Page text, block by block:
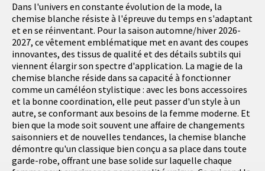
Dans l'univers en constante évolution de la mode, la
chemise blanche résiste à l'épreuve du temps en s'adaptant
et en se réinventant. Pour la saison automne/hiver 2026-
2027, ce vêtement emblématique met en avant des coupes
innovantes, des tissus de qualité et des détails subtils qui
viennent élargir son spectre d'application. La magie de la
chemise blanche réside dans sa capacité à fonctionner
comme un caméléon stylistique : avec les bons accessoires
et la bonne coordination, elle peut passer d'un style à un
autre, se conformant aux besoins de la femme moderne. Et
bien que la mode soit souvent une affaire de changements
saisonniers et de nouvelles tendances, la chemise blanche
démontre qu'un classique bien conçu a sa place dans toute
garde-robe, offrant une base solide sur laquelle chaque